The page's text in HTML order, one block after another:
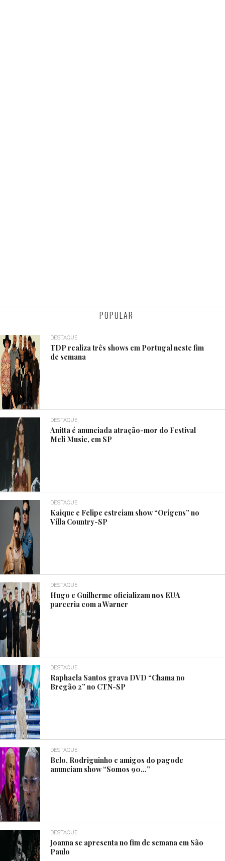
POPULAR
DESTAQUE
TDP realiza três shows em Portugal neste fim
de semana
DESTAQUE
Anitta é anunciada atração-mor do Festival
Meli Music, em SP
DESTAQUE
Kaique e Felipe estreiam show “Origens” no
Villa Country-SP
DESTAQUE
Hugo e Guilherme oficializam nos EUA
parceria com a Warner
DESTAQUE
Raphaela Santos grava DVD “Chama no
Bregão 2” no CTN-SP
DESTAQUE
Belo, Rodriguinho e amigos do pagode
anunciam show “Somos 90…”
DESTAQUE
Joanna se apresenta no fim de semana em São
Paulo